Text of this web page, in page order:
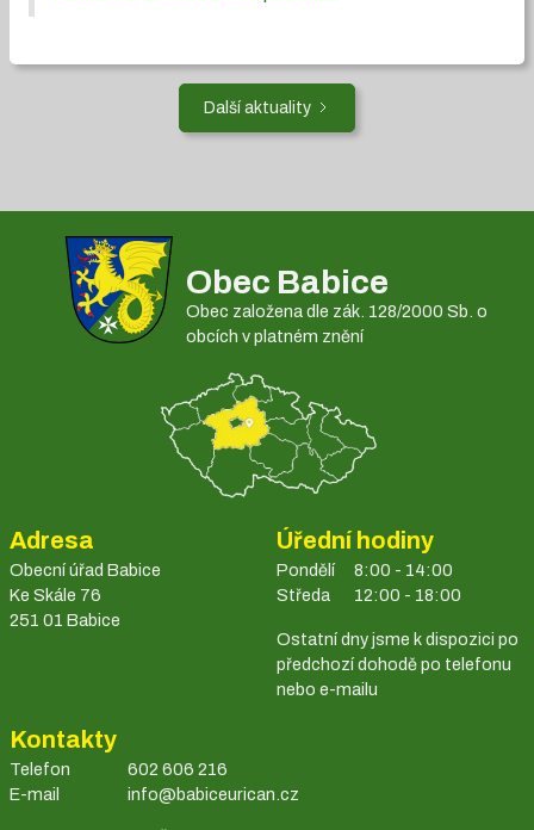
Další aktuality
Obec Babice
Obec založena dle zák. 128/2000 Sb. o
obcích v platném znění
Adresa
Obecní úřad Babice
Ke Skále 76
251 01 Babice
Úřední hodiny
Pondělí
Středa
8:00 - 14:00
12:00 - 18:00
Ostatní dny jsme k dispozici po
předchozí dohodě po telefonu
nebo e-mailu
Kontakty
Telefon
E-mail
602 606 216
info@babiceurican.cz